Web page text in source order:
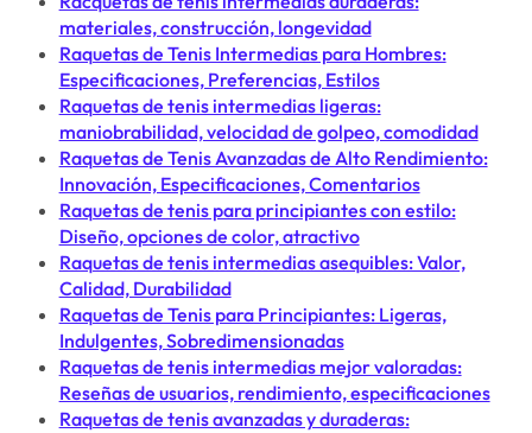
materiales, construcción, longevidad
Raquetas de Tenis Intermedias para Hombres:
Especificaciones, Preferencias, Estilos
Raquetas de tenis intermedias ligeras:
maniobrabilidad, velocidad de golpeo, comodidad
Raquetas de Tenis Avanzadas de Alto Rendimiento:
Innovación, Especificaciones, Comentarios
Raquetas de tenis para principiantes con estilo:
Diseño, opciones de color, atractivo
Raquetas de tenis intermedias asequibles: Valor,
Calidad, Durabilidad
Raquetas de Tenis para Principiantes: Ligeras,
Indulgentes, Sobredimensionadas
Raquetas de tenis intermedias mejor valoradas:
Reseñas de usuarios, rendimiento, especificaciones
Raquetas de tenis avanzadas y duraderas: